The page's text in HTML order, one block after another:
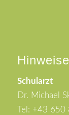
Hinweise
Schularzt
Dr. Michael
Tel: +43